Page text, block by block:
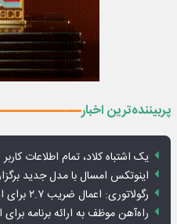
پربیننده‌ترین اخبار
یک اشتباه کلاد، تمام اطلاعات کاربر
اینوتکس امسال با مدل جدید
رگولاتوری: اعمال ضریب ۲.۷ برای اینترنت بین‌الملل صحت ندارد
راه‌آهن موظف به ارائه برنامه